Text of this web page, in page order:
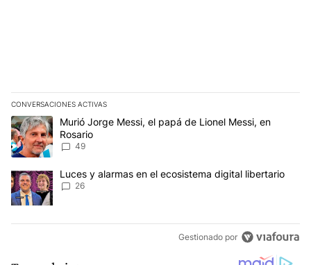
CONVERSACIONES ACTIVAS
Este listado muestra los artículos con más comentarios en los
Un artículo de tendencia con el título "Murió Jorge Messi, el
Murió Jorge Messi, el papá de Lionel Messi, en
Rosario
49
Un artículo de tendencia con el título "Luces y alarmas en el
Luces y alarmas en el ecosistema digital libertario
26
Gestionado por